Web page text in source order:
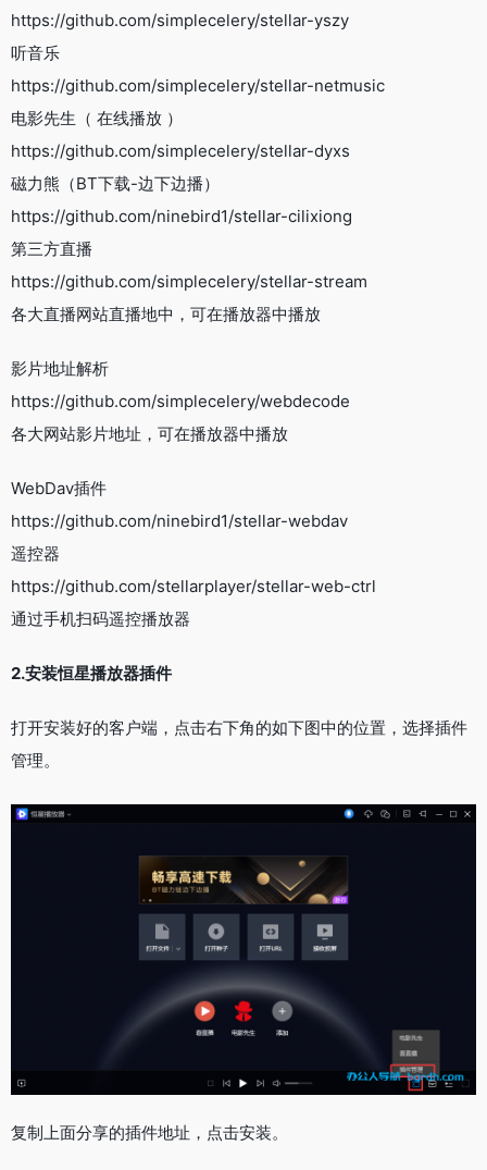
https://github.com/simplecelery/stellar-yszy
听音乐
https://github.com/simplecelery/stellar-netmusic
电影先生（ 在线播放 ）
https://github.com/simplecelery/stellar-dyxs
磁力熊（BT下载-边下边播）
https://github.com/ninebird1/stellar-cilixiong
第三方直播
https://github.com/simplecelery/stellar-stream
各大直播网站直播地中，可在播放器中播放
影片地址解析
https://github.com/simplecelery/webdecode
各大网站影片地址，可在播放器中播放
WebDav插件
https://github.com/ninebird1/stellar-webdav
遥控器
https://github.com/stellarplayer/stellar-web-ctrl
通过手机扫码遥控播放器
2.安装恒星播放器插件
打开安装好的客户端，点击右下角的如下图中的位置，选择插件
管理。
复制上面分享的插件地址，点击安装。